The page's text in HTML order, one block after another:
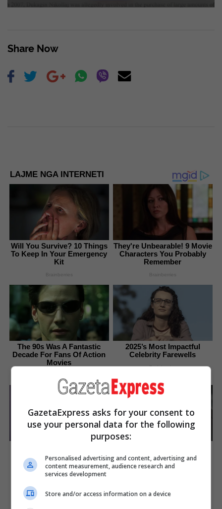
Share Now
LAJME NGA INTERNETI
Will You Survive? 10 Things
To Keep In Your Emergency
Kit
Brainberries
They're Unbearable! 9 Movie
Characters You Probably
Remember
Brainberries
The 90s Was A Fantastic
Decade For Fans Of Action
Movies
2025’s Most Impactful
Celebrity Farewells
Brainberries
Peak Of This Show's Run?
Brainberries
Actors Who Became Real
Life Criminals
GazetaExpress asks for your consent to
use your personal data for the following
purposes:
Personalised advertising and content, advertising and
content measurement, audience research and
services development
Store and/or access information on a device